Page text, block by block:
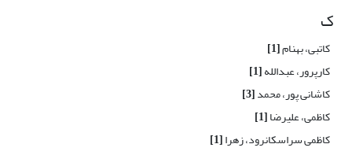
ک
کاتبی، بهنام[1]
کارپرور، عبدالله[1]
کاشانی پور، محمد[3]
کاظمی، علیرضا[1]
کاظمی سراسکانرود، زهرا[1]